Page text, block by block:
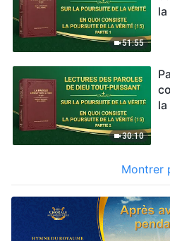
51:55
30:10
Montrer